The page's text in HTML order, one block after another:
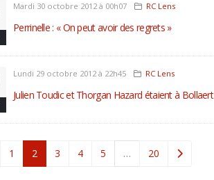
Mardi 30 octobre 2012 à 00h07 RC Lens
Perrinelle : « On peut avoir des regrets »
Lundi 29 octobre 2012 à 22h45 RC Lens
Julien Toudic et Thorgan Hazard étaient à Bollaert
1 2 (current)
3 4 5 … 20